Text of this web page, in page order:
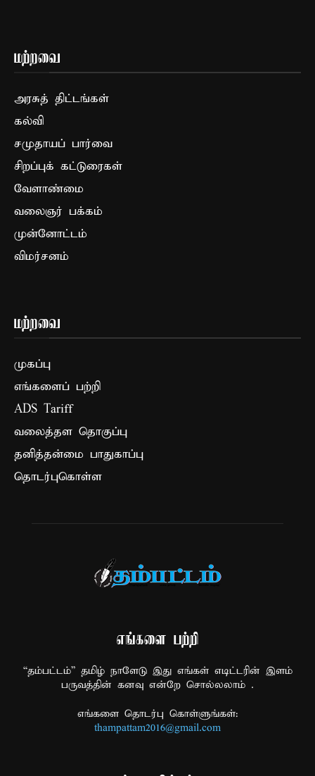
மற்றவை
அரசுத் திட்டங்கள்
கல்வி
சமுதாயப் பார்வை
சிறப்புக் கட்டுரைகள்
வேளாண்மை
வலைஞர் பக்கம்
முன்னோட்டம்
விமர்சனம்
மற்றவை
முகப்பு
எங்களைப் பற்றி
ADS Tariff
வலைத்தள தொகுப்பு
தனித்தன்மை பாதுகாப்பு
தொடர்புகொள்ள
எங்களை பற்றி
“தம்பட்டம்” தமிழ் நாளேடு இது எங்கள் எடிட்டரின் இளம்
பருவத்தின் கனவு என்றே சொல்லலாம் .
எங்களை தொடர்பு கொள்ளுங்கள்:
thampattam2016@gmail.com